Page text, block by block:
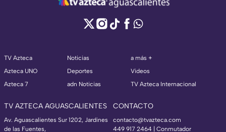
TV Azteca
Azteca UNO
Azteca 7
Noticias
Deportes
adn Noticias
a más +
Videos
TV Azteca Internacional
TV AZTECA AGUASCALIENTES
Av. Aguascalientes Sur 1202, Jardines
de las Fuentes,
CONTACTO
contacto@tvazteca.com
449 917 2464 | Conmutador